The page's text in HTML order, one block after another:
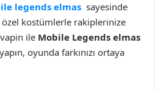
legends elmas sayesinde
kostümlerle rakiplerinize
ile Mobile Legends elmas
oyunda farkınızı ortaya